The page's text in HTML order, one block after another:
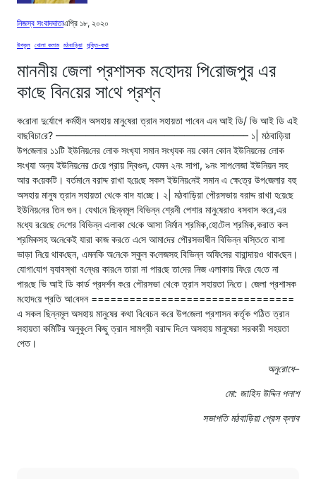
নিজস্ব সংবাদদাতাএপ্রি ১৮, ২০২০
উপকূল খোলা কলাম মঠবাড়িয়া মুক্তি-কথা
মাননীয় জেলা প্রশাসক ম‌হোদয় পি‌রোজপুর এর
কা‌ছে বিন‌য়ের সা‌থে প্রশ্ন
ক‌রোনা দু‌র্যোগে কর্মহীন অসহায় মানু‌ষেরা ত্রান সহায়তা পা‌বেন এন আই ডি/ ভি আই ডি এই
বাছ‌বিচা‌রে? ———————————————————– ১| মঠবা‌ড়িয়া
উপ‌জেলার ১১‌টি ইউ‌নিয়‌নের লোক সংখ‌্যা সমান সংখ‌্যক নয় কোন কোন ইউ‌নিয়নের লোক
সংখ‌্যা অন‌্য ইউ‌নিয়‌নের চে‌য়ে প্রায় দ্বিগুন, যেমন ২নং সাপা, ৯নং সাপ‌লেজা ইউ‌নিয়ন সহ
আর ক‌য়েক‌টি। বর্তমা‌নে বরাদ্দ রাখা হ‌য়ে‌ছে সকল ইউ‌নিয়‌নেই সমান এ ক্ষে‌ত্রে উপ‌জেলার বহু
অসহায় মানুষ ত্রান সহায়তা থে‌কে বাদ যা‌চ্ছে। ২| মঠবা‌ড়িয়া পৌরসভায় বরাদ্দ রাখা হ‌য়ে‌ছে
ইউ‌নিয়‌নের তিন গুন। যেখা‌নে ছিন্নমূল বি‌ভিন্ন শ্রেনী পেশার মানু‌ষেরাও বসবাস ক‌রে,এর
ম‌ধ্যে র‌য়ে‌ছে দে‌শের বি‌ভিন্ন এলাকা থে‌কে আসা নির্মান শ্রমিক,হো‌টেল শ্রমিক,করাত কল
শ্রমিকসহ অ‌নে‌কেই যারা কাজ কর‌তে এ‌সে আমা‌দের পৌরসভাধীন বি‌ভিন্ন ব‌স্তি‌তে বাসা
ভাড়া নি‌য়ে থাক‌ছেন, এমন‌কি অ‌নে‌কে স্কুল ক‌লেজসহ বি‌ভিন্ন অ‌ফি‌সের বারান্দায়ও থাক‌ছেন।‌
যোগা‌যোগ ব‌্যাবস্থা ব‌ন্ধের কার‌নে তারা না পার‌ছে তা‌দের নিজ এলাকায়‌ ফি‌রে যে‌তে না
পার‌ছে ভি আই ডি কার্ড প্রদর্শন ক‌রে পৌরসভা থে‌কে ত্রান সহায়তা নি‌তে। জেলা প্রশাসক
ম‌হোদ‌য়ে প্রতি আ‌বেদন ================================
এ সকল ছিন্নমূল অসহায় মানু‌ষের কথা বি‌বেচন ক‌রে উপ‌জেলা প্রশাসন কর্তৃক গ‌ঠিত ত্রান
সহায়তা ক‌মি‌টি‌র অনুকু‌লে কিছু ত্রান সামগ্রী বরাদ্দ দি‌লে অসহায় মানুষেরা সরকারী সহয়তা
পেত।
অনু‌রোধে–
মো: জা‌হিদ উ‌দ্দিন পলাশ
সভাপ‌তি মঠবা‌ড়িয়া প্রেস ক্লাব